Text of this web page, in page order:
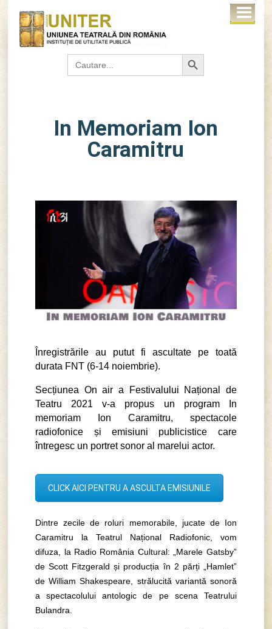
Search
for:
Search Button
In Memoriam Ion
Caramitru
Înregistrările au putut fi ascultate pe toată
durata FNT (6-14 noiembrie).
Secțiunea On air a Festivalului Național de
Teatru 2021 v-a propus un program In
memoriam Ion Caramitru, spectacole
radiofonice și emisiuni publicistice care
întregesc un portret sonor al marelui actor.
CLICK AICI PENTRU A ASCULTA EMISIUNILE
Dintre zecile de roluri memorabile, jucate de Ion
Caramitru la Teatrul Național Radiofonic, vom
difuza, la Radio România Cultural: „Marele Gatsby”
de Scott Fitzgerald și producția în 2 părți „Hamlet”
de William Shakespeare, strălucită variantă sonoră
a spectacolului antologic de pe scena Teatrului
Bulandra.